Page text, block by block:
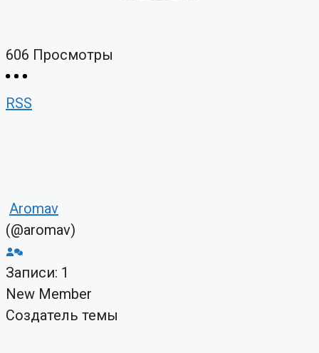
606 Просмотры
RSS
Aromav
(@aromav)
Записи: 1
New Member
Создатель темы